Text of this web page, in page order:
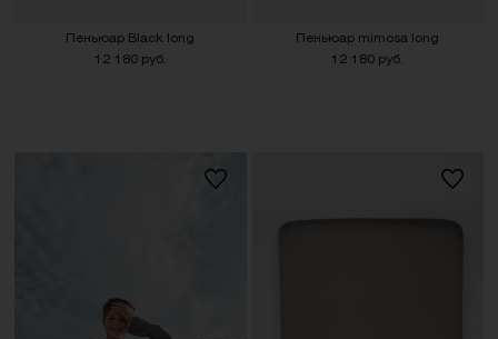
Пеньюар Black long
12 180 руб.
Пеньюар mimosa long
12 180 руб.